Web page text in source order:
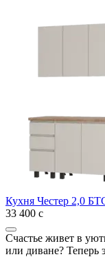
Кухня Честер 2,0
33 400 с
Счастье живет в
или диване? Теперь